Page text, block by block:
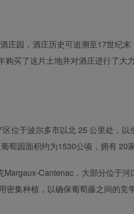
庄园，酒庄历史可追溯至17世纪
买了这片土地并对酒庄进行了
位于波尔多市以北 25 公里处，
园面积约为1530公顷，拥有 20
Cantenac，大部分位于
集种植，以确保葡萄藤之间的